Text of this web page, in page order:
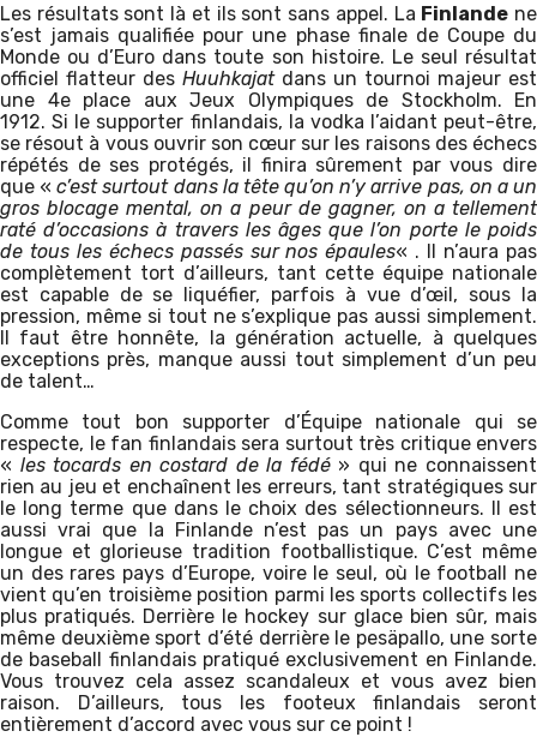
Les résultats sont là et ils sont sans appel. La Finlande ne
s’est jamais qualifiée pour une phase finale de Coupe du
Monde ou d’Euro dans toute son histoire. Le seul résultat
officiel flatteur des Huuhkajatdans un tournoi majeur est
une 4e place aux Jeux Olympiques de Stockholm. En
1912. Si le supporter finlandais, la vodka l’aidant peut-être,
se résout à vous ouvrir son cœur sur les raisons des échecs
répétés de ses protégés, il finira sûrement par vous dire
que «c’est surtout dans la tête qu’on n’y arrive pas, on a un
gros blocage mental, on a peur de gagner, on a tellement
raté d’occasions à travers les âges que l’on porte le poids
de tous les échecs passés sur nos épaules« . Il n’aura pas
complètement tort d’ailleurs, tant cette équipe nationale
est capable de se liquéfier, parfois à vue d’œil, sous la
pression, même si tout ne s’explique pas aussi simplement.
Il faut être honnête, la génération actuelle, à quelques
exceptions près, manque aussi tout simplement d’un peu
de talent…
Comme tout bon supporter d’Équipe nationale qui se
respecte, le fan finlandais sera surtout très critique envers
« les tocards en costard de la fédé» qui ne connaissent
rien au jeu et enchaînent les erreurs, tant stratégiques sur
le long terme que dans le choix des sélectionneurs. Il est
aussi vrai que la Finlande n’est pas un pays avec une
longue et glorieuse tradition footballistique. C’est même
un des rares pays d’Europe, voire le seul, où le football ne
vient qu’en troisième position parmi les sports collectifs les
plus pratiqués. Derrière le hockey sur glace bien sûr, mais
même deuxième sport d’été derrière le pesäpallo, une sorte
de baseball finlandais pratiqué exclusivement en Finlande.
Vous trouvez cela assez scandaleux et vous avez bien
raison. D’ailleurs, tous les footeux finlandais seront
entièrement d’accord avec vous sur ce point !